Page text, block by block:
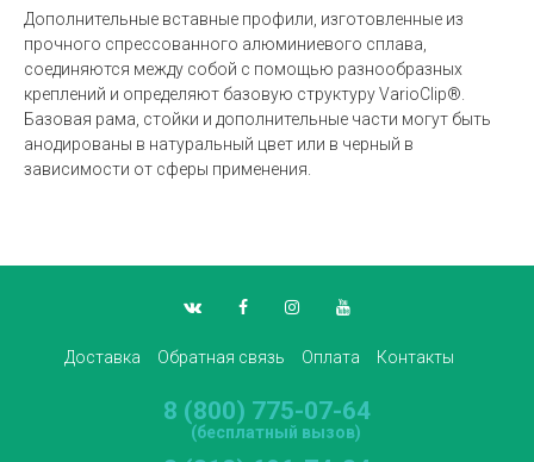
Дополнительные вставные профили, изготовленные из
прочного спрессованного алюминиевого сплава,
соединяются между собой с помощью разнообразных
креплений и определяют базовую структуру VarioClip®.
Базовая рама, стойки и дополнительные части могут быть
анодированы в натуральный цвет или в черный в
зависимости от сферы применения.
Доставка Обратная связь Оплата Контакты
8 (800) 775-07-64
(бесплатный вызов)